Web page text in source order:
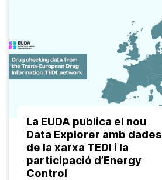
La EUDA publica el nou
Data Explorer amb dades
de la xarxa TEDI i la
participació d’Energy
Control